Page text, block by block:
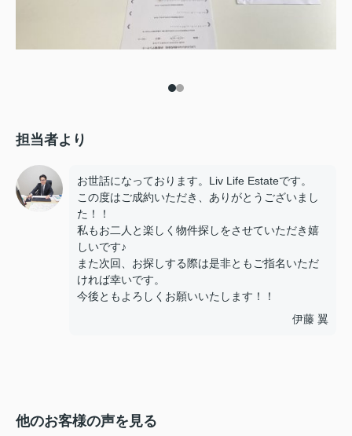
担当者より
お世話になっております。Liv Life Estateです。
この度はご成約いただき、ありがとうございまし
た！！
私もお二人と楽しく物件探しをさせていただき嬉
しいです♪
また次回、お探しする際は是非ともご指名いただ
ければ幸いです。
今後ともよろしくお願いいたします！！
伊藤 翼
他のお客様の声を見る